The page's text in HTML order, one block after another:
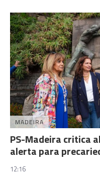
MADEIRA
PS-Madeira critica
alerta para
12:16